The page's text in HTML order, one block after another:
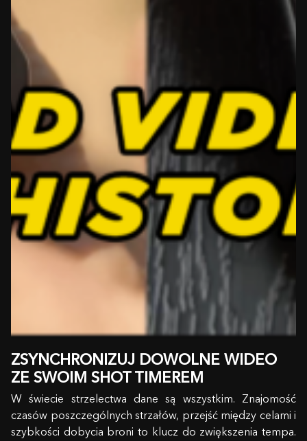
ZSYNCHRONIZUJ DOWOLNE WIDEO
ZE SWOIM SHOT TIMEREM
W świecie strzelectwa dane są wszystkim. Znajomość
czasów poszczególnych strzałów, przejść między celami i
szybkości dobycia broni to klucz do zwiększenia tempa.